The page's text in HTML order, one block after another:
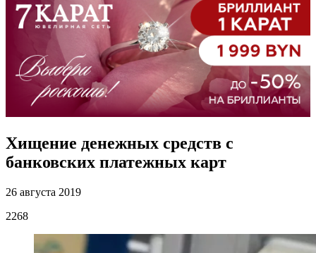
Хищение денежных средств с
банковских платежных карт
26 августа 2019
2268